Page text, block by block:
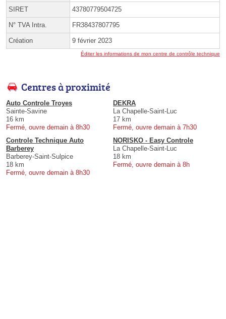
SIRET 43780779504725
N° TVA Intra. FR38437807795
Création 9 février 2023
Éditer les informations de mon centre de contrôle technique
Centres à proximité
Auto Controle Troyes
Sainte-Savine
16 km
Fermé, ouvre demain à 8h30
DEKRA
La Chapelle-Saint-Luc
17 km
Fermé, ouvre demain à 7h30
Controle Technique Auto
Barberey
Barberey-Saint-Sulpice
18 km
Fermé, ouvre demain à 8h30
NORISKO - Easy Controle
La Chapelle-Saint-Luc
18 km
Fermé, ouvre demain à 8h